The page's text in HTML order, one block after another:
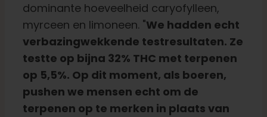
dominante hoeveelheid caryofylleen,
myrceen en limoneen. "We hadden echt
verbazingwekkende testresultaten. Ze
testte op bijna 32% THC met terpenen
op 5,5%. Op dit moment, als boeren,
pushen we mensen echt om de
terpenen op te merken in plaats van